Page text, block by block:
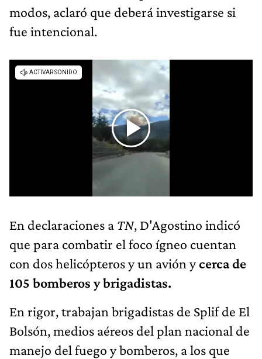
modos, aclaró que deberá investigarse si
fue intencional.
En declaraciones a TN, D'Agostino indicó
que para combatir el foco ígneo cuentan
con dos helicópteros y un avión ycerca de
105 bomberos y brigadistas.
En rigor, trabajan brigadistas de Splif de El
Bolsón, medios aéreos del plan nacional de
manejo del fuego y bomberos, a los que